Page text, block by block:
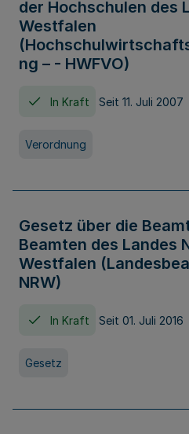
der Hochschulen des
Westfalen
ng – - HWFVO)
In Kraft Seit 11. Juli 2007
Verordnung
Gesetz über die
Beamten des Landes
Westfalen
NRW)
In Kraft Seit 01. Juli 2016
Gesetz